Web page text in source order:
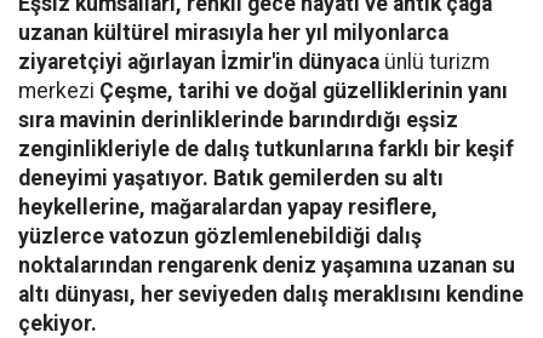
uzanan kültürel mirasıyla her yıl milyonlarca
ziyaretçiyi ağırlayan İzmir'in dünyaca ünlü turizm
merkezi Çeşme, tarihi ve doğal güzelliklerinin yanı
sıra mavinin derinliklerinde barındırdığı eşsiz
zenginlikleriyle de dalış tutkunlarına farklı bir keşif
deneyimi yaşatıyor. Batık gemilerden su altı
heykellerine, mağaralardan yapay resiflere,
yüzlerce vatozun gözlemlenebildiği dalış
noktalarından rengarenk deniz yaşamına uzanan su
altı dünyası, her seviyeden dalış meraklısını kendine
çekiyor.